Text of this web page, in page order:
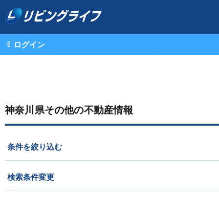
ログイン
不動産情報（一戸建て・中古マンション・土地）TOP
神奈川県その他の不動産情報
条件を絞り込む
検索条件変更